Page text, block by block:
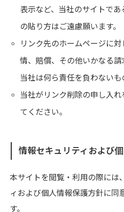
表示など、当社のサイトで
の貼り方はご遠慮願います。
リンク先のホームページに
情、賠償、その他いかなる請
当社は何ら責任を負わないも
当社がリンク削除の申し入
てください。
情報セキュリティおよび
本サイトを閲覧・利用の際には
ィおよび個人情報保護方針に同
す。